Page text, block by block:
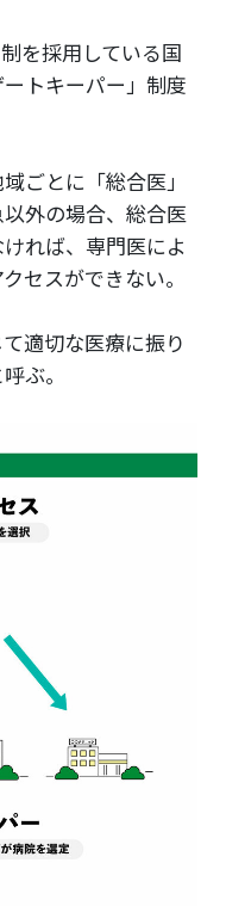
を採用している国
トキーパー」制度
ごとに「総合医」
外の場合、総合医
れば、専門医によ
セスができない。
適切な医療に振り
ぶ。